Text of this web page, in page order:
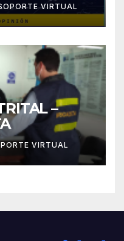
VIRTUAL
–
VIRTUAL